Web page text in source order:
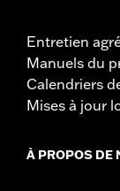
Entretien
Manuels du
Calendriers
Mises à jour
À PROPOS DE